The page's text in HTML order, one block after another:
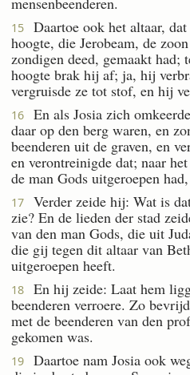
15 Daartoe ook het altaar,
hoogte, die Jerobeam, de
zondigen deed, gemaakt had;
hoogte brak hij af; ja, hij
vergruisde ze tot stof, en hij
16
En als Josia zich
daar op den berg waren, en
beenderen uit de graven, en
en verontreinigde dat; naar
de man Gods uitgeroepen
17
Verder zeide hij: Wat is
zie? En de lieden der stad
van den man Gods, die uit
die gij tegen dit altaar van
uitgeroepen heeft.
18
En hij zeide: Laat hem
beenderen verroere. Zo
met de beenderen van den
gekomen was.
19
Daartoe nam Josia ook